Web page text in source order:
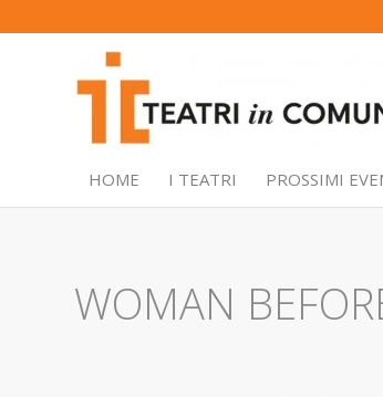
HOME I TEATRI PROSSIMI
WOMAN